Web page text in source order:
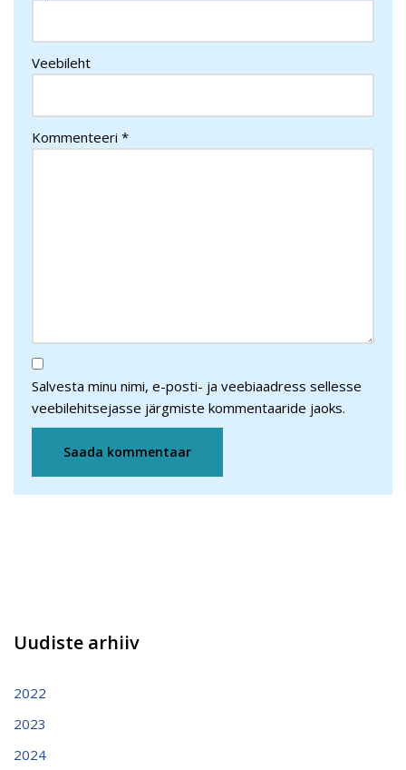
Veebileht
Kommenteeri *
Salvesta minu nimi, e-posti- ja veebiaadress sellesse
veebilehitsejasse järgmiste kommentaaride jaoks.
Uudiste arhiiv
2022
2023
2024